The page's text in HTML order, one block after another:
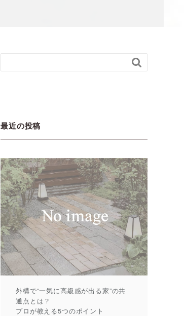

最近の投稿
外構で“一気に高級感が出る家”の共
通点とは？
プロが教える5つのポイント